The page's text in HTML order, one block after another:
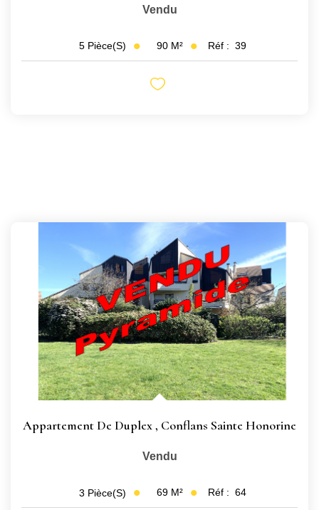
Vendu
5 Pièce(s) 90 M² Réf : 39
Appartement De Duplex, Conflans Sainte Honorine
Vendu
3 Pièce(s) 69 M² Réf : 64